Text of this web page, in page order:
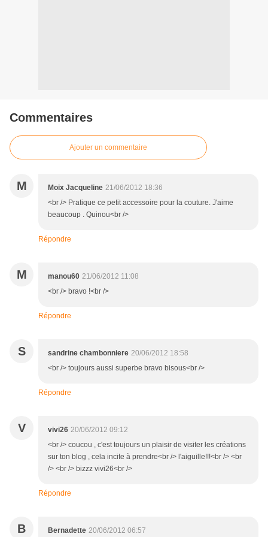
Commentaires
Ajouter un commentaire
M Moix Jacqueline 21/06/2012 18:36
<br /> Pratique ce petit accessoire pour la couture. J'aime
beaucoup . Quinou<br />
Répondre
M manou60 21/06/2012 11:08
<br /> bravo !<br />
Répondre
S sandrine chambonniere 20/06/2012 18:58
<br /> toujours aussi superbe bravo bisous<br />
Répondre
V vivi26 20/06/2012 09:12
<br /> coucou , c'est toujours un plaisir de visiter les créations
sur ton blog , cela incite à prendre<br /> l'aiguille!!!<br /> <br
/> <br /> bizzz vivi26<br />
Répondre
B Bernadette 20/06/2012 06:57